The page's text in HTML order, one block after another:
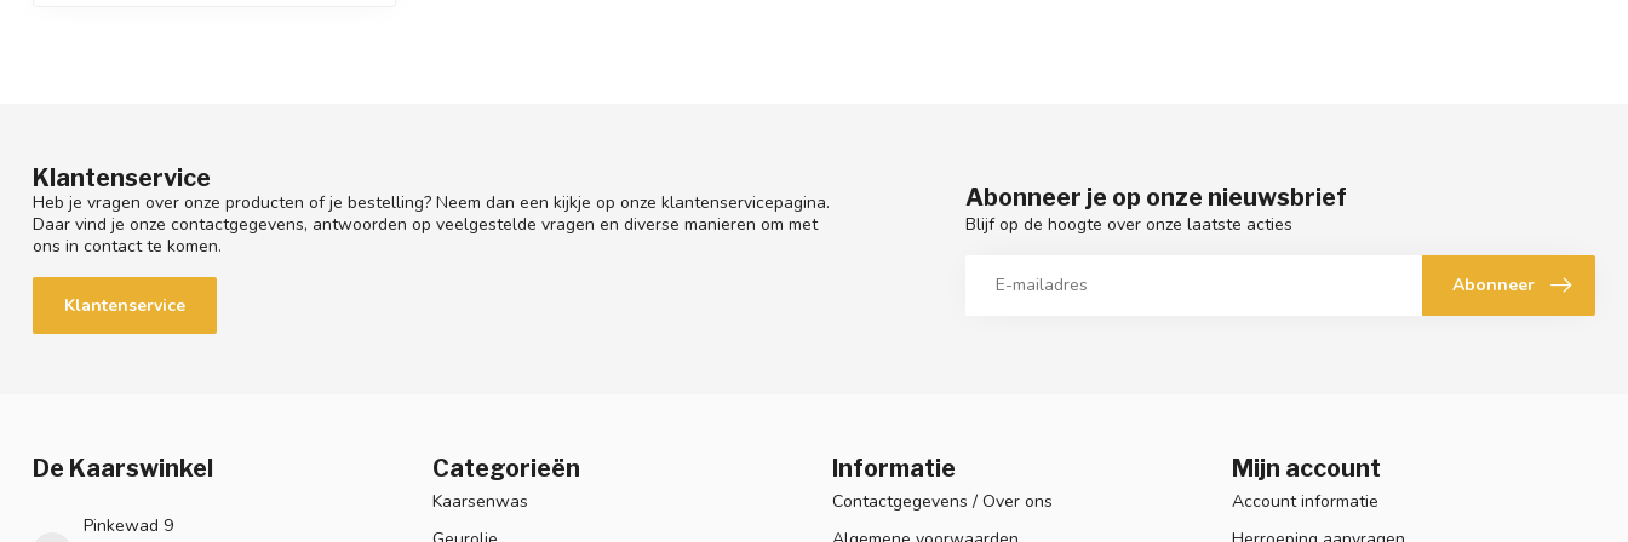
Klantenservice
Heb je vragen over onze producten of je bestelling? Neem dan een kijkje op onze klantenservicepagina.
Daar vind je onze contactgegevens, antwoorden op veelgestelde vragen en diverse manieren om met
ons in contact te komen.
Klantenservice
Abonneer je op onze nieuwsbrief
Blijf op de hoogte over onze laatste acties
Abonneer
De Kaarswinkel
Pinkewad 9
Categorieën
Kaarsenwas
Informatie
Contactgegevens / Over ons
Mijn account
Account informatie